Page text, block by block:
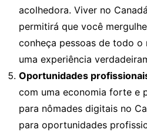
acolhedora. Viver no
permitirá que você
conheça pessoas de todo
uma experiência
Oportunidades
com uma economia forte e
para nômades digitais no
para oportunidades